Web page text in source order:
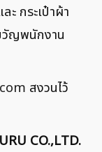
กระเป๋าผ้า
วัญพนักงาน
สงวนไว้
CO.,LTD.